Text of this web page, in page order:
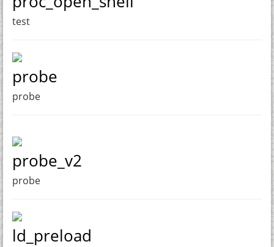
test
probe
probe
probe_v2
probe
ld_preload